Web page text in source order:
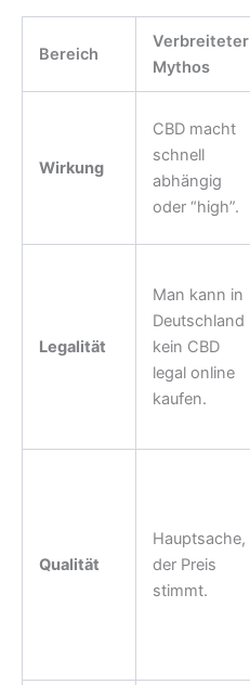
Bereich
Verbreiteter
Mythos
Wirkung
CBD macht
schnell
abhängig
oder “high”.
Legalität
Man kann in
Deutschland
kein CBD
legal online
kaufen.
Qualität
Hauptsache,
der Preis
stimmt.